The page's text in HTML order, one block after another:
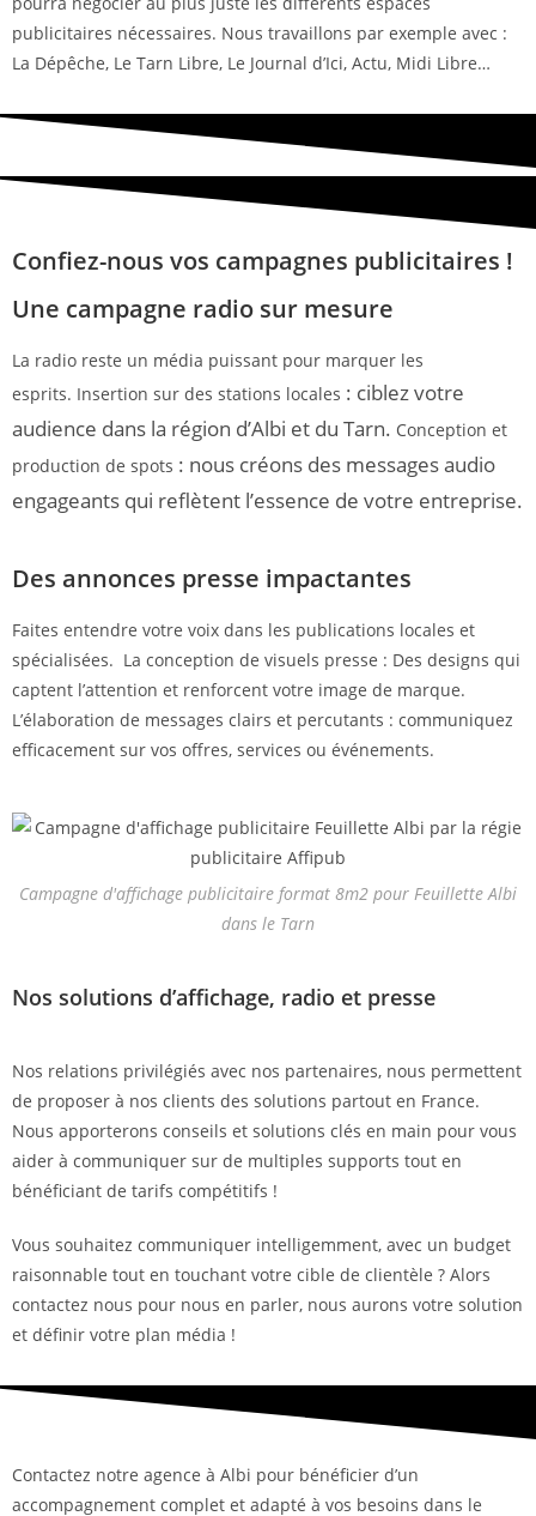
publicitaires nécessaires. Nous travaillons par exemple avec :
La Dépêche, Le Tarn Libre, Le Journal d’Ici, Actu, Midi Libre…
Confiez-nous vos campagnes publicitaires !
Une campagne radio sur mesure
La radio reste un média puissant pour marquer les
esprits. Insertion sur des stations locales : ciblez votre
audience dans la région d’Albi et du Tarn. Conception et
production de spots : nous créons des messages audio
engageants qui reflètent l’essence de votre entreprise.
Des annonces presse impactantes
Faites entendre votre voix dans les publications locales et
spécialisées. La conception de visuels presse : Des designs qui
captent l’attention et renforcent votre image de marque.
L’élaboration de messages clairs et percutants : communiquez
efficacement sur vos offres, services ou événements.
Campagne d'affichage publicitaire format 8m2 pour Feuillette Albi
dans le Tarn
Nos solutions d’affichage, radio et presse
Nos relations privilégiés avec nos partenaires, nous permettent
de proposer à nos clients des solutions partout en France.
Nous apporterons conseils et solutions clés en main pour vous
aider à communiquer sur de multiples supports tout en
bénéficiant de tarifs compétitifs !
Vous souhaitez communiquer intelligemment, avec un budget
raisonnable tout en touchant votre cible de clientèle ? Alors
contactez nous pour nous en parler, nous aurons votre solution
et définir votre plan média !
Contactez notre agence à Albi pour bénéficier d’un
accompagnement complet et adapté à vos besoins dans le